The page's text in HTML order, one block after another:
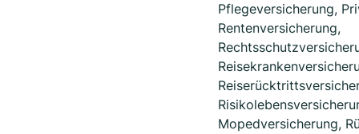
Pflegeversicherung,
Rentenversicherung,
Mopedversicherung,